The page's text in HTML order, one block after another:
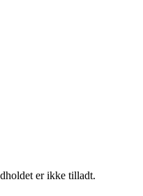
er ikke tilladt.